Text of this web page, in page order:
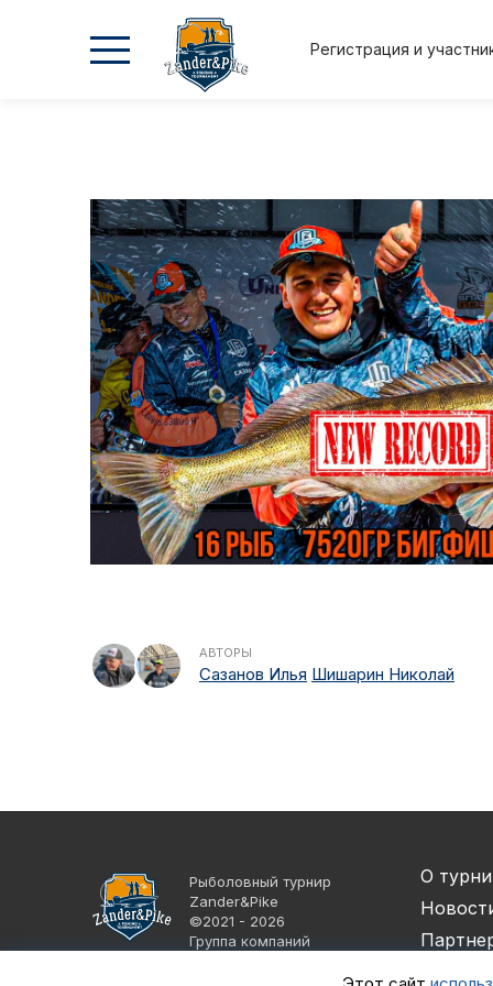
Регистрация и
Осень Весна Осень Весна
Положение и регламент
Регистрация и
АВТОРЫ
Сазанов Илья Шишарин Николай
Рыболовный турнир
Zander&Pike
©2021 - 2026
Группа компаний
О